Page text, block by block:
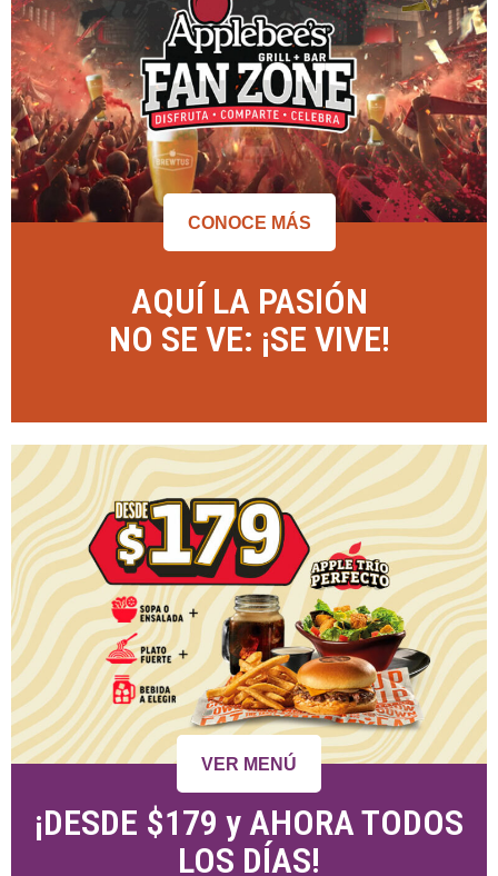
CONOCE MÁS
AQUÍ LA PASIÓN
NO SE VE: ¡SE VIVE!
VER MENÚ
¡DESDE $179 y AHORA TODOS
LOS DÍAS!